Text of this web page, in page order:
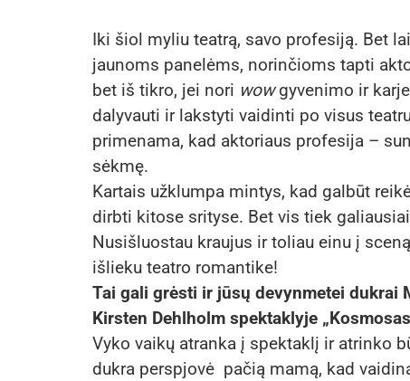
Iki šiol myliu teatrą, savo profesiją. Bet
jaunoms panelėms, norinčioms tapti
bet iš tikro, jei nori wowgyvenimo ir
dalyvauti ir lakstyti vaidinti po visus
primenama, kad aktoriaus profesija –
sėkmę.
Kartais užklumpa mintys, kad galbūt
dirbti kitose srityse. Bet vis tiek
Nusišluostau kraujus ir toliau einu į
išlieku teatro romantike!
Tai gali grėsti ir jūsų devynmetei dukrai
Kirsten Dehlholm spektaklyje
Vyko vaikų atranka į spektaklį ir atrinko
dukra perspjovė pačią mamą, kad